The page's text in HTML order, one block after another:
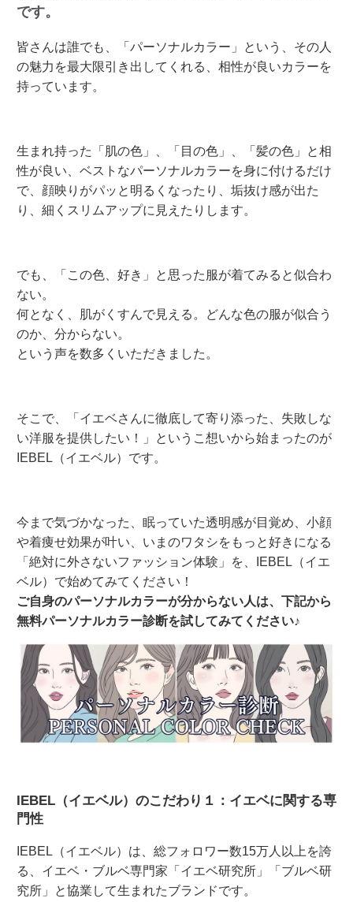
です。
皆さんは誰でも、「パーソナルカラー」という、その人
の魅力を最大限引き出してくれる、相性が良いカラーを
持っています。
生まれ持った「肌の色」、「目の色」、「髪の色」と相
性が良い、ベストなパーソナルカラーを身に付けるだけ
で、顔映りがパッと明るくなったり、垢抜け感が出た
り、細くスリムアップに見えたりします。
でも、「この色、好き」と思った服が着てみると似合わ
ない。
何となく、肌がくすんで見える。どんな色の服が似合う
のか、分からない。
という声を数多くいただきました。
そこで、「イエベさんに徹底して寄り添った、失敗しな
い洋服を提供したい！」というこ想いから始まったのが
IEBEL（イエベル）です。
今まで気づかなった、眠っていた透明感が目覚め、小顔
や着痩せ効果が叶い、いまのワタシをもっと好きになる
「絶対に外さないファッション体験」を、IEBEL（イエ
ベル）で始めてみてください！
ご自身のパーソナルカラーが分からない人は、下記から
無料パーソナルカラー診断を試してみてください♪
IEBEL（イエベル）のこだわり１：イエベに関する専
門性
IEBEL（イエベル）は、総フォロワー数15万人以上を誇
る、イエベ・ブルベ専門家「イエベ研究所」「ブルベ研
究所」と協業して生まれたブランドです。